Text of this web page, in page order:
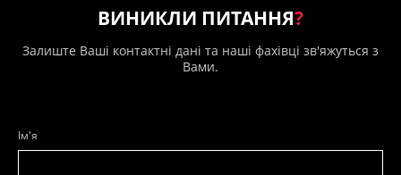
ВИНИКЛИ ПИТАННЯ?
Залиште Ваші контактні дані та наші фахівці зв'яжуться з
Вами.
Ім'я